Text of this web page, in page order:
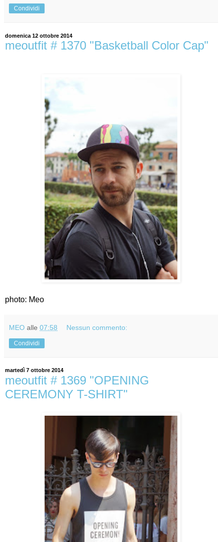
Condividi
domenica 12 ottobre 2014
meoutfit # 1370 "Basketball Color Cap"
photo: Meo
MEO alle 07:58 Nessun commento:
Condividi
martedì 7 ottobre 2014
meoutfit # 1369 "OPENING
CEREMONY T-SHIRT"